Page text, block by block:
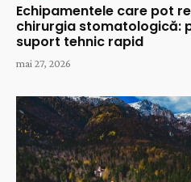
Echipamentele care pot
chirurgia stomatologică:
suport tehnic rapid
mai 27, 2026